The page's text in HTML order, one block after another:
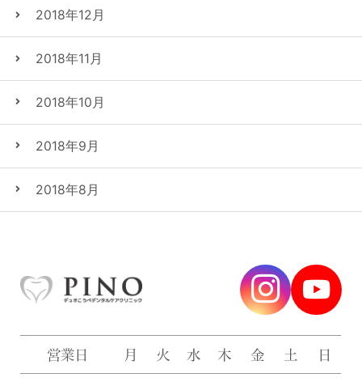
2018年12月
2018年11月
2018年10月
2018年9月
2018年8月
営業日 月 火 水 木 金 土 日